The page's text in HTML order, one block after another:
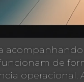
de
operacional.